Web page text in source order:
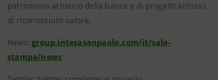
patrimonio artistico della banca e di progetti artistici
di riconosciuto valore.
News: group.intesasanpaolo.com/it/sala-
stampa/news